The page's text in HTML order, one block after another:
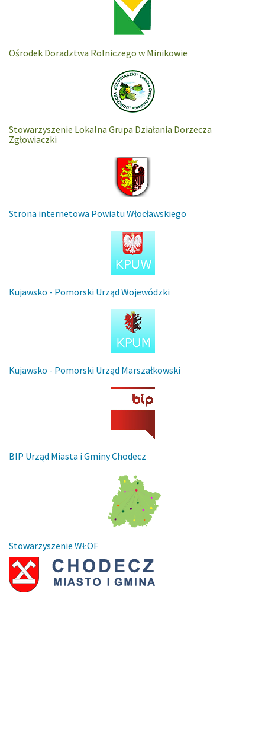
Ośrodek Doradztwa Rolniczego w Minikowie
Stowarzyszenie Lokalna Grupa Działania Dorzecza
Zgłowiaczki
Strona internetowa Powiatu Włocławskiego
Kujawsko - Pomorski Urząd Wojewódzki
Kujawsko - Pomorski Urząd Marszałkowski
BIP Urząd Miasta i Gminy Chodecz
Stowarzyszenie WŁOF